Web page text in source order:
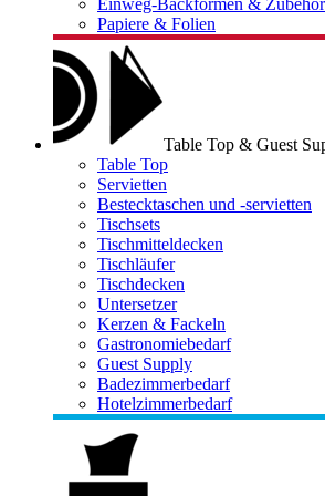
Einweg-Backformen & Zubehör
Papiere & Folien
Table Top & Guest
Table Top
Servietten
Bestecktaschen und -servietten
Tischsets
Tischmitteldecken
Tischläufer
Tischdecken
Untersetzer
Kerzen & Fackeln
Gastronomiebedarf
Guest Supply
Badezimmerbedarf
Hotelzimmerbedarf